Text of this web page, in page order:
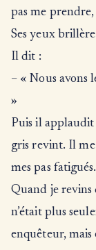
pas me
Ses yeux
Il dit :
– « Nous avons
»
Puis il applaudit
gris revint. Il
mes pas fatigués.
Quand je revins
n’était plus
enquêteur,